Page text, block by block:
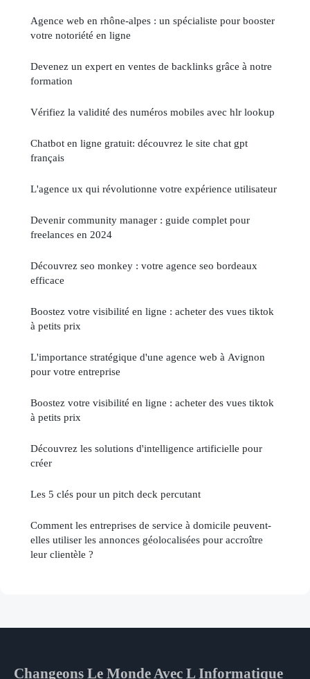
Agence web en rhône-alpes : un spécialiste pour booster
votre notoriété en ligne
Devenez un expert en ventes de backlinks grâce à notre
formation
Vérifiez la validité des numéros mobiles avec hlr lookup
Chatbot en ligne gratuit: découvrez le site chat gpt
français
L'agence ux qui révolutionne votre expérience utilisateur
Devenir community manager : guide complet pour
freelances en 2024
Découvrez seo monkey : votre agence seo bordeaux
efficace
Boostez votre visibilité en ligne : acheter des vues tiktok
à petits prix
L'importance stratégique d'une agence web à Avignon
pour votre entreprise
Boostez votre visibilité en ligne : acheter des vues tiktok
à petits prix
Découvrez les solutions d'intelligence artificielle pour
créer
Les 5 clés pour un pitch deck percutant
Comment les entreprises de service à domicile peuvent-
elles utiliser les annonces géolocalisées pour accroître
leur clientèle ?
Changeons Le Monde Avec L Informatique